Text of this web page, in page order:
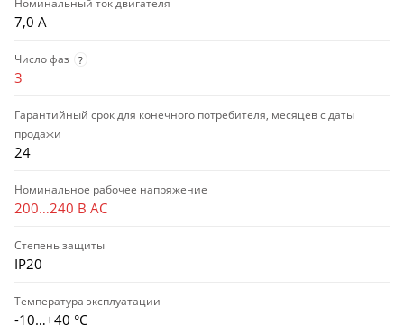
7,0 А
Число фаз ?
3
Гарантийный срок для конечного потребителя, месяцев с даты
продажи
24
Номинальное рабочее напряжение
200…240 В AC
Степень защиты
IP20
Температура эксплуатации
-10…+40 °С